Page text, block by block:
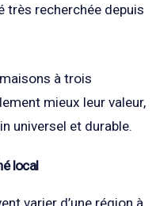
très recherchée depuis
à trois
mieux leur valeur,
universel et durable.
local